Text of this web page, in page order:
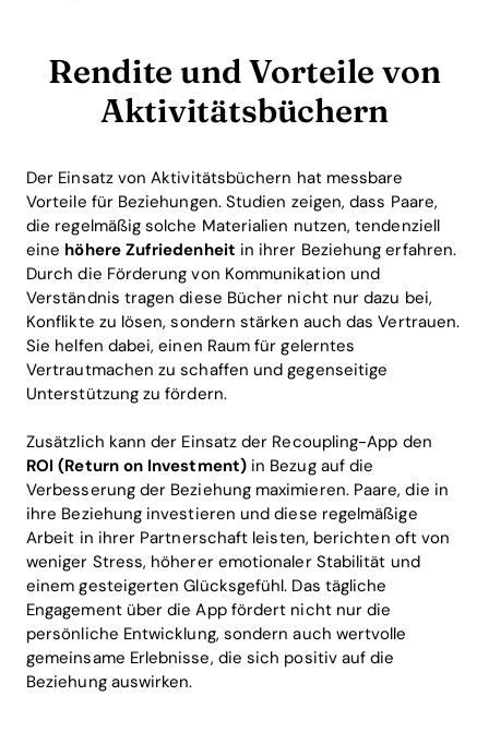
Rendite und Vorteile von
Aktivitätsbüchern
Der Einsatz von Aktivitätsbüchern hat messbare
Vorteile für Beziehungen. Studien zeigen, dass Paare,
die regelmäßig solche Materialien nutzen, tendenziell
eine höhere Zufriedenheit in ihrer Beziehung erfahren.
Durch die Förderung von Kommunikation und
Verständnis tragen diese Bücher nicht nur dazu bei,
Konflikte zu lösen, sondern stärken auch das Vertrauen.
Sie helfen dabei, einen Raum für gelerntes
Vertrautmachen zu schaffen und gegenseitige
Unterstützung zu fördern.
Zusätzlich kann der Einsatz der Recoupling-App den
ROI (Return on Investment)in Bezug auf die
Verbesserung der Beziehung maximieren. Paare, die in
ihre Beziehung investieren und diese regelmäßige
Arbeit in ihrer Partnerschaft leisten, berichten oft von
weniger Stress, höherer emotionaler Stabilität und
einem gesteigerten Glücksgefühl. Das tägliche
Engagement über die App fördert nicht nur die
persönliche Entwicklung, sondern auch wertvolle
gemeinsame Erlebnisse, die sich positiv auf die
Beziehung auswirken.